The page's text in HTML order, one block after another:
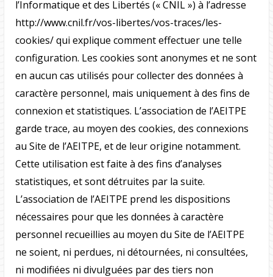
l’Informatique et des Libertés (« CNIL ») à l’adresse
http://www.cnil.fr/vos-libertes/vos-traces/les-
cookies/ qui explique comment effectuer une telle
configuration. Les cookies sont anonymes et ne sont
en aucun cas utilisés pour collecter des données à
caractère personnel, mais uniquement à des fins de
connexion et statistiques. L’association de l’AEITPE
garde trace, au moyen des cookies, des connexions
au Site de l’AEITPE, et de leur origine notamment.
Cette utilisation est faite à des fins d’analyses
statistiques, et sont détruites par la suite.
L’association de l’AEITPE prend les dispositions
nécessaires pour que les données à caractère
personnel recueillies au moyen du Site de l’AEITPE
ne soient, ni perdues, ni détournées, ni consultées,
ni modifiées ni divulguées par des tiers non